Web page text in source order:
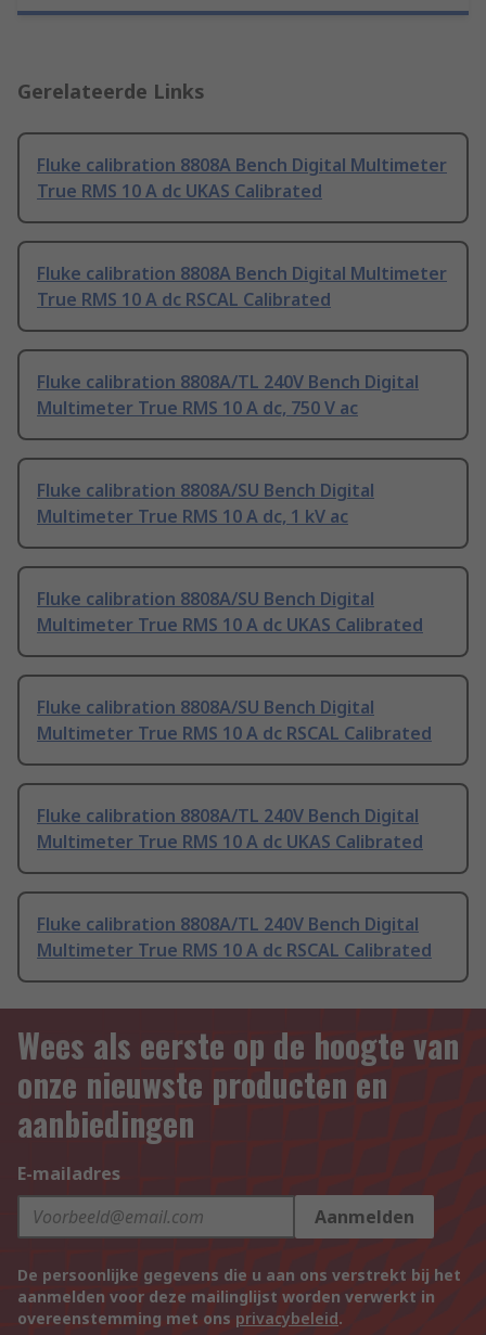
Gerelateerde Links
Fluke calibration 8808A Bench Digital Multimeter
True RMS 10 A dc UKAS Calibrated
Fluke calibration 8808A Bench Digital Multimeter
True RMS 10 A dc RSCAL Calibrated
Fluke calibration 8808A/TL 240V Bench Digital
Multimeter True RMS 10 A dc, 750 V ac
Fluke calibration 8808A/SU Bench Digital
Multimeter True RMS 10 A dc, 1 kV ac
Fluke calibration 8808A/SU Bench Digital
Multimeter True RMS 10 A dc UKAS Calibrated
Fluke calibration 8808A/SU Bench Digital
Multimeter True RMS 10 A dc RSCAL Calibrated
Fluke calibration 8808A/TL 240V Bench Digital
Multimeter True RMS 10 A dc UKAS Calibrated
Fluke calibration 8808A/TL 240V Bench Digital
Multimeter True RMS 10 A dc RSCAL Calibrated
Wees als eerste op de hoogte van
onze nieuwste producten en
aanbiedingen
E-mailadres
Aanmelden
De persoonlijke gegevens die u aan ons verstrekt bij het
aanmelden voor deze mailinglijst worden verwerkt in
overeenstemming met ons privacybeleid.